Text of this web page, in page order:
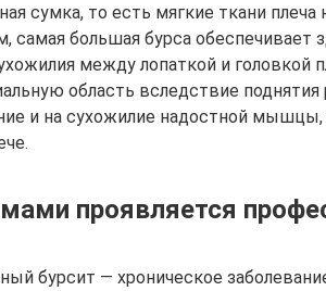
сумка, то есть мягкие ткани плеча
самая большая бурса обеспечивает
между лопаткой и головкой
область вследствие поднятия
и на сухожилие надостной
проявляется
бурсит — хроническое